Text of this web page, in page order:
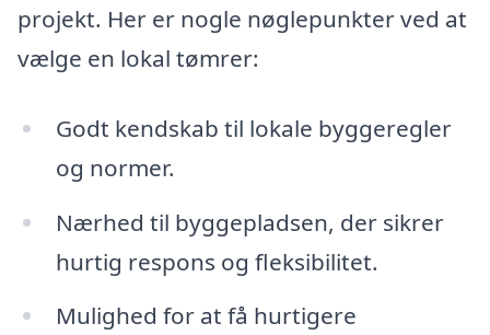
projekt. Her er nogle nøglepunkter ved at
vælge en lokal tømrer:
Godt kendskab til lokale byggeregler
og normer.
Nærhed til byggepladsen, der sikrer
hurtig respons og fleksibilitet.
Mulighed for at få hurtigere